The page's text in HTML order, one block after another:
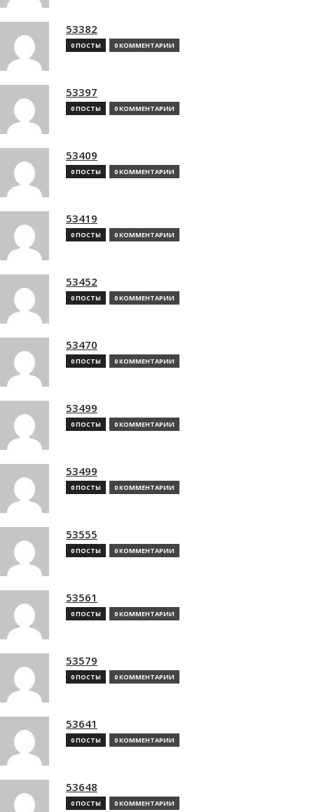
53382
0 ПОСТЫ 0 КОММЕНТАРИИ
53397
0 ПОСТЫ 0 КОММЕНТАРИИ
53409
0 ПОСТЫ 0 КОММЕНТАРИИ
53419
0 ПОСТЫ 0 КОММЕНТАРИИ
53452
0 ПОСТЫ 0 КОММЕНТАРИИ
53470
0 ПОСТЫ 0 КОММЕНТАРИИ
53499
0 ПОСТЫ 0 КОММЕНТАРИИ
53499
0 ПОСТЫ 0 КОММЕНТАРИИ
53555
0 ПОСТЫ 0 КОММЕНТАРИИ
53561
0 ПОСТЫ 0 КОММЕНТАРИИ
53579
0 ПОСТЫ 0 КОММЕНТАРИИ
53641
0 ПОСТЫ 0 КОММЕНТАРИИ
53648
0 ПОСТЫ 0 КОММЕНТАРИИ